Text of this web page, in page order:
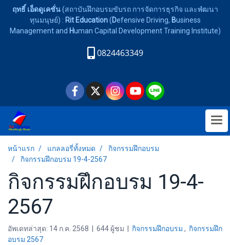
ฤทธิ์ เอ็ดดูเคชั่น(สถาบันฝึกอบรมขับรถ การจัดการธุรกิจ และพํฒนา
ทุนมนุษย์) : Rit Education(Defensive Driving, Business
Management and Human Capital Development Training Institute)
0824463349
หน้าแรก แกลลอรี่ทั้งหมด
กิจกรรมฝึกอบรม
กิจกรรมฝึกอบรม 19-4-2567
กิจกรรมฝึกอบรม 19-4-
2567
อัพเดทล่าสุด: 14 ก.ค. 2568 644 ผู้ชม กิจกรรมฝึกอบรม , กิจกรรมฝึก
อบรม 2567